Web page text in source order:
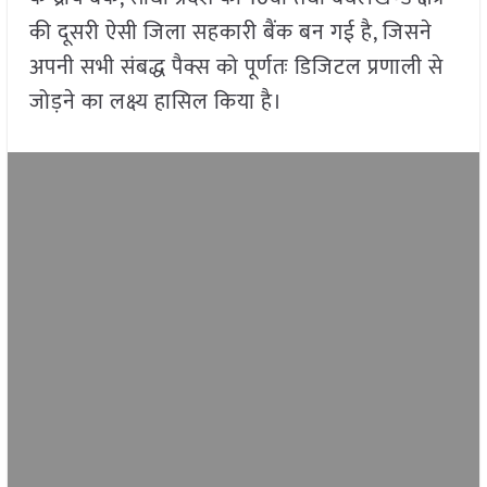
की दूसरी ऐसी जिला सहकारी बैंक बन गई है, जिसने
अपनी सभी संबद्ध पैक्स को पूर्णतः डिजिटल प्रणाली से
जोड़ने का लक्ष्य हासिल किया है।